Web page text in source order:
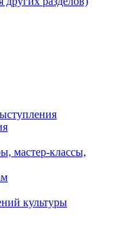
мастер-классы,
культуры